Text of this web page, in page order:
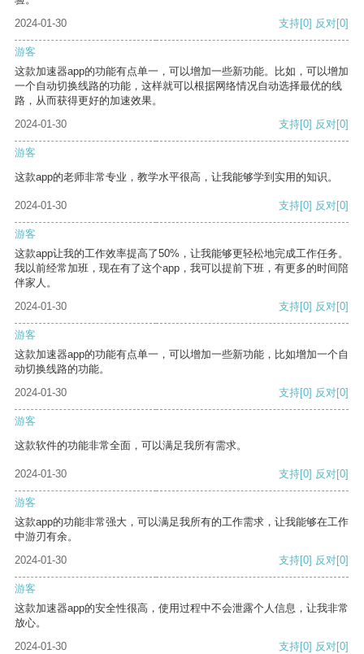
2024-01-30
支持[0] 反对[0]
游客
这款加速器app的功能有点单一，可以增加一些新功能。比如，可以增加
一个自动切换线路的功能，这样就可以根据网络情况自动选择最优的线
路，从而获得更好的加速效果。
2024-01-30
支持[0] 反对[0]
游客
这款app的老师非常专业，教学水平很高，让我能够学到实用的知识。
2024-01-30 支持[0] 反对[0]
游客
这款app让我的工作效率提高了50%，让我能够更轻松地完成工作任务。
我以前经常加班，现在有了这个app，我可以提前下班，有更多的时间陪
伴家人。
2024-01-30
支持[0] 反对[0]
游客
这款加速器app的功能有点单一，可以增加一些新功能，比如增加一个自
动切换线路的功能。
2024-01-30
支持[0] 反对[0]
游客
这款软件的功能非常全面，可以满足我所有需求。
2024-01-30 支持[0] 反对[0]
游客
这款app的功能非常强大，可以满足我所有的工作需求，让我能够在工作
中游刃有余。
2024-01-30
支持[0] 反对[0]
游客
这款加速器app的安全性很高，使用过程中不会泄露个人信息，让我非常
放心。
2024-01-30
支持[0] 反对[0]